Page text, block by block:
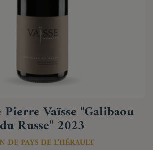
Vaïsse "Galibaou
du Russe" 2023
DE PAYS DE L'HÉRAULT